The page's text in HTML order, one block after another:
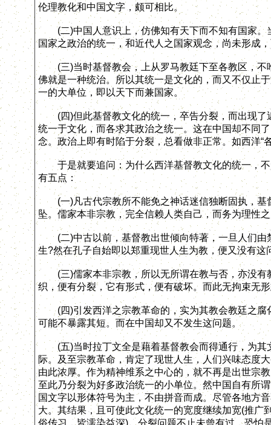
伦理教化和中国文字，颇可相比。
(二)中国人意识上，仿佛知有天下而不知有国家。
国家之政治的统一，和近代人之国家观念，尚未形成
(三)当时基督教会，上从罗马教廷下至各教区，不
佛就是一种统治。所以其统一是文化的，而又不仅止
一的大单位，即以天下而兼国家。
(四)但此基督教文化的统一，卒告分裂，而出现了
统一于文化，而各求其政治之统一。这在中国却不同
念。政治上即有时陷于分裂，总看做非正常。如西洋“
于是就要追问：为什么西洋基督教文化的统一，不
有五点：
(一)凡古代宗教所不能免之神话迷信独断固执，基
坠。儒家本非宗教，完全信赖人类自己，而务为理性
(二)中古以前，基督教出世倾向特著，一旦人们由
生?然在孔子自始即以郑重现世人生为教，便又没有这
(三)儒家本非宗教，所以无所谓在教与否，亦没有
织，便有分裂，它有形式，便有破坏。而此无拘束无
(四)引发西洋之宗教革命的，实为其教会教廷之腐
可能不暴露其短。而在中国却又不发生这问题。
(五)当时拉丁文全是藉着基督教会而得通行，为其
际。及至宗教革命，肯定了现世人生，人们兴味态度
由此浓厚。作为精神维系之中心的，就不再是出世宗
至此乃分裂为好多政治统一的小单位。然中国自有所
国文字以形体符号为主，不由拼音而成。尽管各地方
大。其结果，且可使此文化统一的宽度继续加宽(推广
俗传习，皆濡染益深)。分裂问题不止未曾有过，恐怕